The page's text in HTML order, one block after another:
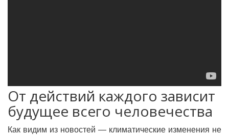
От действий каждого зависит
будущее всего человечества
Как видим из новостей — климатические изменения не